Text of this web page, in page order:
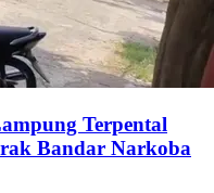
Terpental
Bandar Narkoba